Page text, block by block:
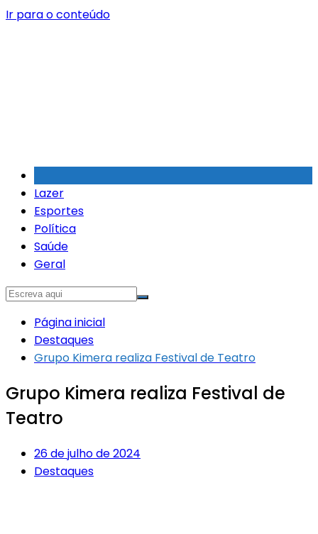
Ir para o conteúdo
Lazer
Esportes
Política
Saúde
Geral
Página inicial
Destaques
Grupo Kimera realiza Festival de Teatro
Grupo Kimera realiza Festival de
Teatro
26 de julho de 2024
Destaques